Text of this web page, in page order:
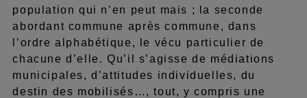
population qui n’en peut mais ; la seconde
abordant commune après commune, dans
l’ordre alphabétique, le vécu particulier de
chacune d’elle. Qu’il s’agisse de médiations
municipales, d’attitudes individuelles, du
destin des mobilisés…, tout, y compris une